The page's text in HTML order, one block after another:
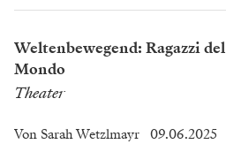
Weltenbewegend: Ragazzi del
Mondo
Theater
Von Sarah Wetzlmayr 09.06.2025